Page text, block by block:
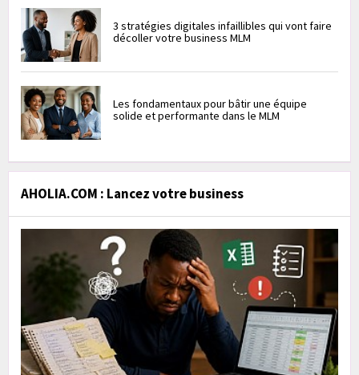
3 stratégies digitales infaillibles qui vont faire
décoller votre business MLM
Les fondamentaux pour bâtir une équipe
solide et performante dans le MLM
AHOLIA.COM : Lancez votre business